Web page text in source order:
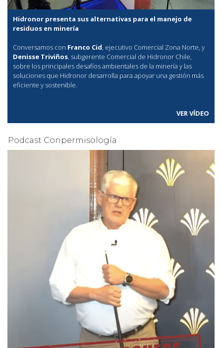
Hidronor presenta sus alternativas para el manejo de
residuos en minería
Conversamos con Franco Cid, ejecutivo Comercial Zona Norte, y
Denisse Triviños, subgerente Comercial de Hidronor Chile,
sobre los principales desafíos ambientales de la minería y las
soluciones que Hidronor desarrolla para apoyar una gestión más
eficiente y sostenible.
VER VÍDEO
Podcast Conpermisología